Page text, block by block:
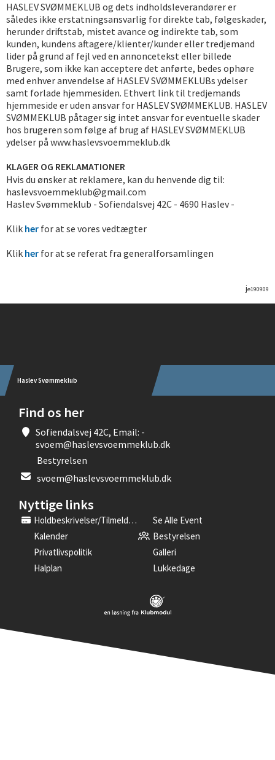
HASLEV SVØMMEKLUB og dets indholdsleverandører er
således ikke erstatningsansvarlig for direkte tab, følgeskader,
herunder driftstab, mistet avance og indirekte tab, som
kunden, kundens aftagere/klienter/kunder eller tredjemand
lider på grund af fejl ved en annoncetekst eller billede
Brugere, som ikke kan acceptere det anførte, bedes ophøre
med enhver anvendelse af HASLEV SVØMMEKLUBs ydelser
samt forlade hjemmesiden. Ethvert link til tredjemands
hjemmeside er uden ansvar for HASLEV SVØMMEKLUB. HASLEV
SVØMMEKLUB påtager sig intet ansvar for eventuelle skader
hos brugeren som følge af brug af HASLEV SVØMMEKLUB
ydelser på www.haslevsvoemmeklub.dk
KLAGER OG REKLAMATIONER
Hvis du ønsker at reklamere, kan du henvende dig til:
haslevsvoemmeklub@gmail.com
Haslev Svømmeklub - Sofiendalsvej 42C - 4690 Haslev -
Klik her for at se vores vedtægter
Klik her for at se referat fra generalforsamlingen
je190909
Haslev Svømmeklub
Find os her
Sofiendalsvej 42C, Email: -
svoem@haslevsvoemmeklub.dk
Bestyrelsen
svoem@haslevsvoemmeklub.dk
Nyttige links
Holdbeskrivelser/tilmelding
Se Alle Event
Kalender
Bestyrelsen
Privatlivspolitik
Galleri
Halplan
Lukkedage